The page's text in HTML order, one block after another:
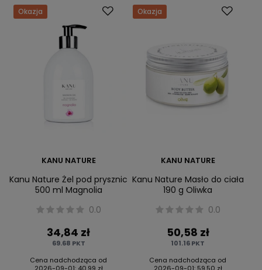
Okazja
KANU NATURE
Kanu Nature Żel pod prysznic
500 ml Magnolia
0.0
34,84 zł
69.68 PKT
Cena nadchodząca od
2026-09-01: 40,99 zł
Okazja
KANU NATURE
Kanu Nature Masło do ciała
190 g Oliwka
0.0
50,58 zł
101.16PKT
Cena nadchodząca od
2026-09-01: 59,50 zł